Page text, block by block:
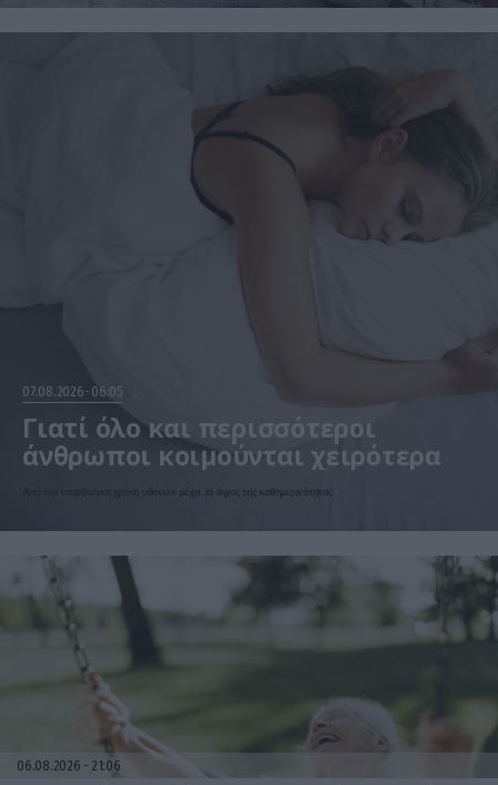
07.08.2026 06:05
Γιατί όλο και περισσότεροι
άνθρωποι κοιμούνται χειρότερα
Από την υπερβολική χρήση οθονών μέχρι το άγχος της καθημερινότητας
06.08.2026 21:06